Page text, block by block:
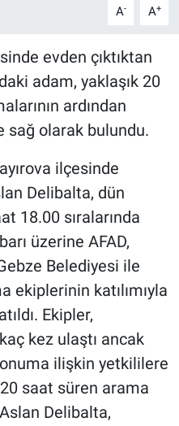
A- A+
evden çıktıktan
adam, yaklaşık 20
ardından
sağ olarak bulundu.
ilçesinde
Delibalta, dün
18.00 sıralarında
üzerine AFAD,
Belediyesi ile
ekiplerinin katılımıyla
Ekipler,
kez ulaştı ancak
ilişkin yetkililere
saat süren arama
Delibalta,